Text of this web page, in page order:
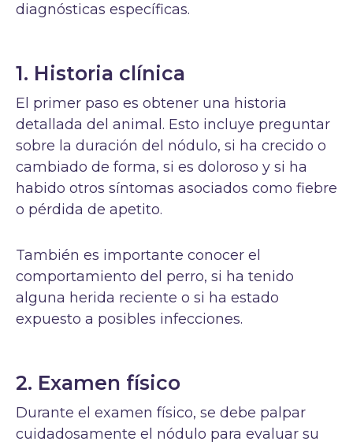
diagnósticas específicas.
1. Historia clínica
El primer paso es obtener una historia
detallada del animal. Esto incluye preguntar
sobre la duración del nódulo, si ha crecido o
cambiado de forma, si es doloroso y si ha
habido otros síntomas asociados como fiebre
o pérdida de apetito.
También es importante conocer el
comportamiento del perro, si ha tenido
alguna herida reciente o si ha estado
expuesto a posibles infecciones.
2. Examen físico
Durante el examen físico, se debe palpar
cuidadosamente el nódulo para evaluar su